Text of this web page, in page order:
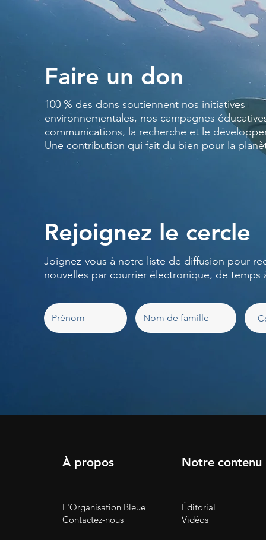
Faire un don
100 % des dons soutiennent nos initiatives
environnementales, nos campagnes
communications, la recherche et le
Une contribution qui fait du bien pour la
Rejoignez le cercle
Joignez-vous à notre liste de diffusion pour
nouvelles par courrier électronique, de temps
À propos Notre contenu
L'Organisation Bleue
Contactez-nous
Éditorial
Vidéos